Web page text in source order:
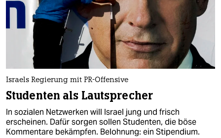
Israels Regierung mit PR-Offensive
Studenten als Lautsprecher
In sozialen Netzwerken will Israel jung und frisch
erscheinen. Dafür sorgen sollen Studenten, die böse
Kommentare bekämpfen. Belohnung: ein Stipendium.